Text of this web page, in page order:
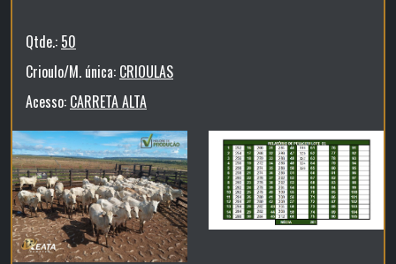
Qtde.: 50
Crioulo/M. única: CRIOULAS
Acesso: CARRETA ALTA